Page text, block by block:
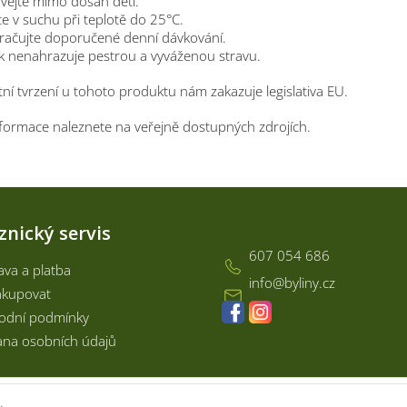
v suchu při teplotě do 25°C.
doporučené denní dávkování.
nenahrazuje pestrou a vyváženou stravu.
tvrzení u tohoto produktu nám zakazuje legislativa EU.
naleznete na veřejně dostupných zdrojích.
servis
a platba
podmínky
osobních údajů
info@byliny.cz
607 054 686